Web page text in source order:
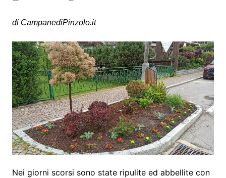
di CampanediPinzolo.it
Nei giorni scorsi sono state ripulite ed abbellite con